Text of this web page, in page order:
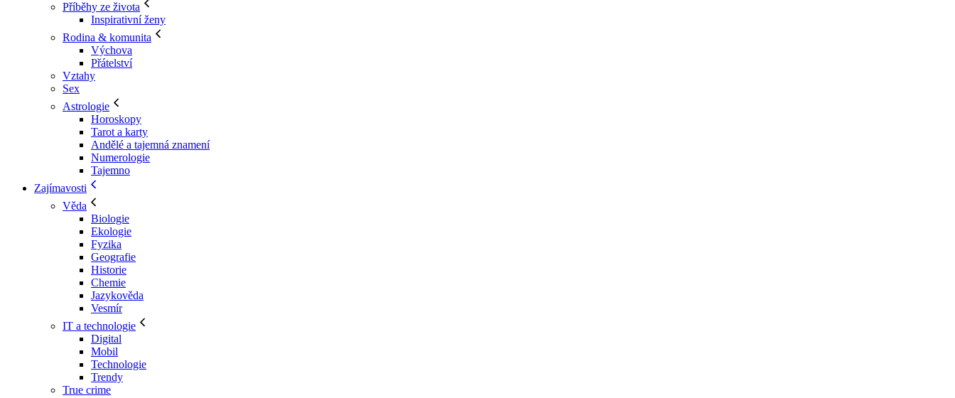
Příběhy ze života
Inspirativní ženy
Rodina & komunita
Výchova
Přátelství
Vztahy
Sex
Astrologie
Horoskopy
Tarot a karty
Andělé a tajemná znamení
Numerologie
Tajemno
Zajímavosti
Věda
Biologie
Ekologie
Fyzika
Geografie
Historie
Chemie
Jazykověda
Vesmír
IT a technologie
Digital
Mobil
Technologie
Trendy
True crime